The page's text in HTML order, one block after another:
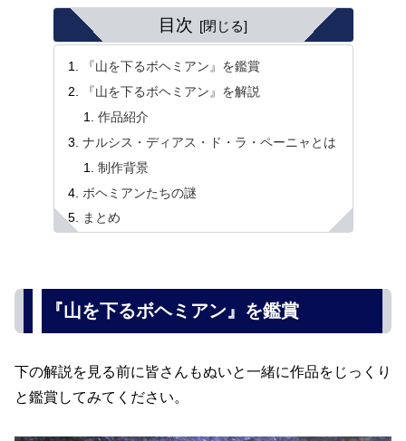
目次
『山を下るボヘミアン』を鑑賞
『山を下るボヘミアン』を解説
作品紹介
ナルシス・ディアス・ド・ラ・ペーニャとは
制作背景
ボヘミアンたちの謎
まとめ
『山を下るボヘミアン』を鑑賞
下の解説を見る前に皆さんもぬいと一緒に作品をじっくり
と鑑賞してみてください。